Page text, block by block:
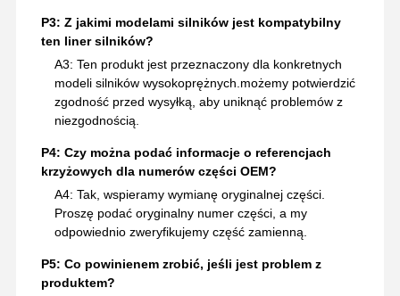
P3: Z jakimi modelami silników jest kompatybilny
ten liner silników?
A3: Ten produkt jest przeznaczony dla konkretnych
modeli silników wysokoprężnych.możemy potwierdzić
zgodność przed wysyłką, aby uniknąć problemów z
niezgodnością.
P4: Czy można podać informacje o referencjach
krzyżowych dla numerów części OEM?
A4: Tak, wspieramy wymianę oryginalnej części.
Proszę podać oryginalny numer części, a my
odpowiednio zweryfikujemy część zamienną.
P5: Co powinienem zrobić, jeśli jest problem z
produktem?